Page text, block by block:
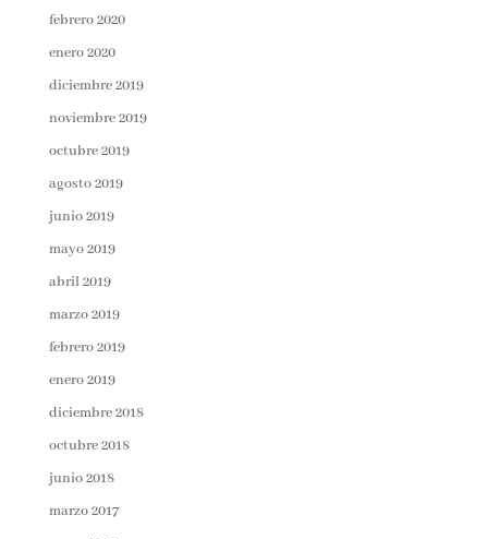
febrero 2020
enero 2020
diciembre 2019
noviembre 2019
octubre 2019
agosto 2019
junio 2019
mayo 2019
abril 2019
marzo 2019
febrero 2019
enero 2019
diciembre 2018
octubre 2018
junio 2018
marzo 2017